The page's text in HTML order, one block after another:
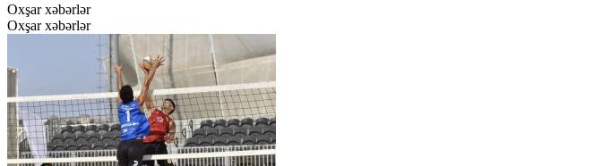
Oxşar xəbərlər
Oxşar xəbərlər